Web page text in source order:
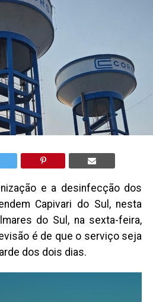
e a desinfecção dos
Capivari do Sul, nesta
do Sul, na sexta-feira,
é de que o serviço seja
dos dois dias.